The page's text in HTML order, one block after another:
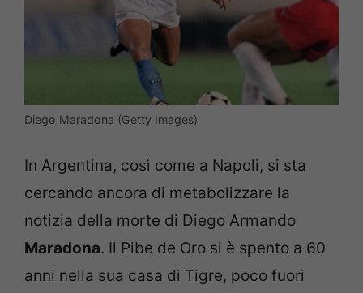
Diego Maradona (Getty Images)
In Argentina, così come a Napoli, si sta
cercando ancora di metabolizzare la
notizia della morte di Diego Armando
Maradona. Il Pibe de Oro si è spento a 60
anni nella sua casa di Tigre, poco fuori